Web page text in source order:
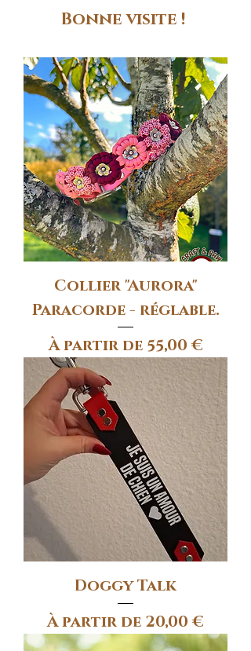
Bonne visite !
Collier "Aurora"
Paracorde - réglable.
À partir de 55,00 €
Prix promotionnel
Doggy Talk
À partir de 20,00 €
Prix promotionnel